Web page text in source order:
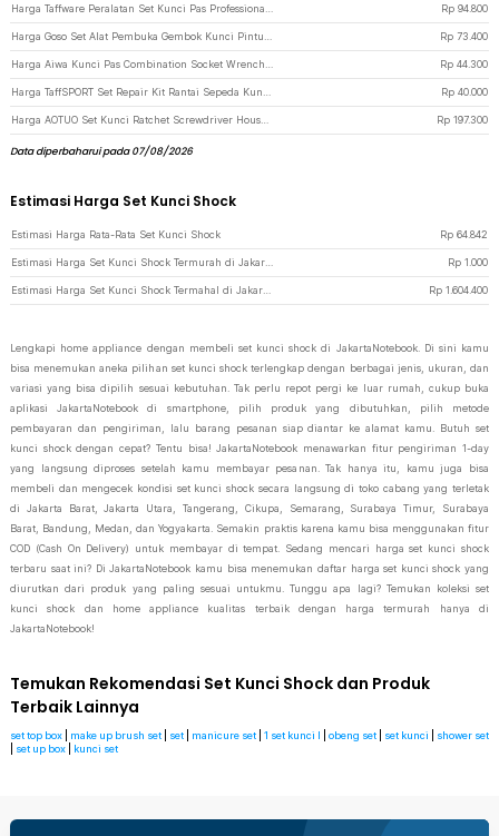
Rp 94.800
Rp 73.400
Rp 44.300
Rp 40.000
Rp 197.300
Data diperbaharui pada 07/08/2026
Estimasi Harga Set Kunci Shock
Estimasi Harga Rata-Rata Set Kunci Shock Rp 64.842
Rp 1.000
Rp 1.604.400
Lengkapi home appliance dengan membeli set kunci shock di JakartaNotebook. Di sini kamu
bisa menemukan aneka pilihan set kunci shock terlengkap dengan berbagai jenis, ukuran, dan
variasi yang bisa dipilih sesuai kebutuhan. Tak perlu repot pergi ke luar rumah, cukup buka
aplikasi JakartaNotebook di smartphone, pilih produk yang dibutuhkan, pilih metode
pembayaran dan pengiriman, lalu barang pesanan siap diantar ke alamat kamu. Butuh set
kunci shock dengan cepat? Tentu bisa! JakartaNotebook menawarkan fitur pengiriman 1-day
yang langsung diproses setelah kamu membayar pesanan. Tak hanya itu, kamu juga bisa
membeli dan mengecek kondisi set kunci shock secara langsung di toko cabang yang terletak
di Jakarta Barat, Jakarta Utara, Tangerang, Cikupa, Semarang, Surabaya Timur, Surabaya
Barat, Bandung, Medan, dan Yogyakarta. Semakin praktis karena kamu bisa menggunakan fitur
COD (Cash On Delivery) untuk membayar di tempat. Sedang mencari harga set kunci shock
terbaru saat ini? Di JakartaNotebook kamu bisa menemukan daftar harga set kunci shock yang
diurutkan dari produk yang paling sesuai untukmu. Tunggu apa lagi? Temukan koleksi set
kunci shock dan home appliance kualitas terbaik dengan harga termurah hanya di
JakartaNotebook!
Temukan Rekomendasi Set Kunci Shock dan Produk
Terbaik Lainnya
set top box make up brush set set manicure set 1 set kunci l obeng set set kunci
shower set
set up box kunci set